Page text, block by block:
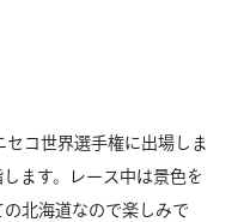
セコ世界選手権に出場しま
ます。レース中は景色を
北海道なので楽しみで